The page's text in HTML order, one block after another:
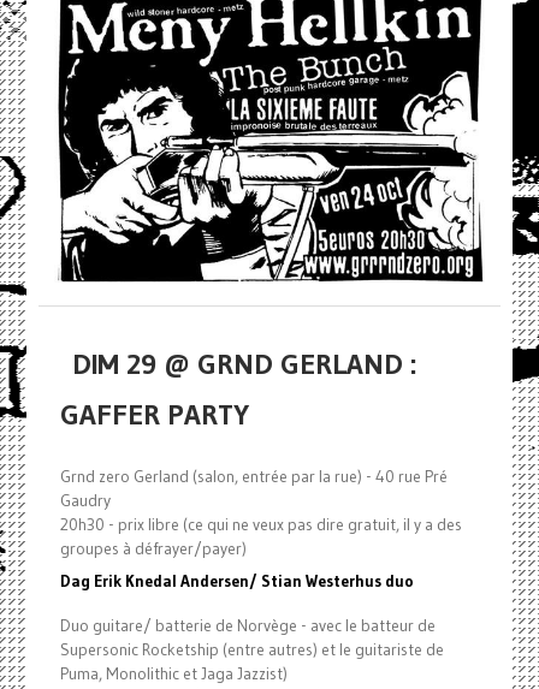
DIM 29 @ GRND GERLAND :
GAFFER PARTY
Grnd zero Gerland (salon, entrée par la rue) - 40 rue Pré
Gaudry
20h30 - prix libre (ce qui ne veux pas dire gratuit, il y a des
groupes à défrayer/payer)
Dag Erik Knedal Andersen/ Stian Westerhus duo
Duo guitare/ batterie de Norvège - avec le batteur de
Supersonic Rocketship (entre autres) et le guitariste de
Puma, Monolithic et Jaga Jazzist)